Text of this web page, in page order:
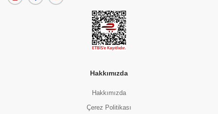
Hakkımızda
Hakkımızda
Çerez Politikası